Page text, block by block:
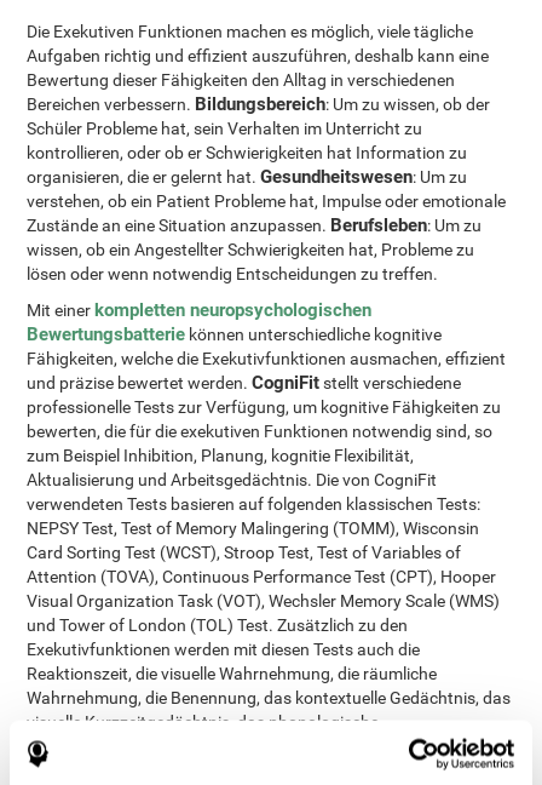
Die Exekutiven Funktionen machen es möglich, viele tägliche
Aufgaben richtig und effizient auszuführen, deshalb kann eine
Bewertung dieser Fähigkeiten den Alltag in verschiedenen
Bereichen verbessern. Bildungsbereich: Um zu wissen, ob der
Schüler Probleme hat, sein Verhalten im Unterricht zu
kontrollieren, oder ob er Schwierigkeiten hat Information zu
organisieren, die er gelernt hat.Gesundheitswesen: Um zu
verstehen, ob ein Patient Probleme hat, Impulse oder emotionale
Zustände an eine Situation anzupassen. Berufsleben: Um zu
wissen, ob ein Angestellter Schwierigkeiten hat, Probleme zu
lösen oder wenn notwendig Entscheidungen zu treffen.
Mit einer kompletten neuropsychologischen
Bewertungsbatterie können unterschiedliche kognitive
Fähigkeiten, welche die Exekutivfunktionen ausmachen, effizient
und präzise bewertet werden.CogniFitstellt verschiedene
professionelle Tests zur Verfügung, um kognitive Fähigkeiten zu
bewerten, die für die exekutiven Funktionen notwendig sind, so
zum Beispiel Inhibition, Planung, kognitie Flexibilität,
Aktualisierung und Arbeitsgedächtnis. Die von CogniFit
verwendeten Tests basieren auf folgenden klassischen Tests:
NEPSY Test, Test of Memory Malingering (TOMM), Wisconsin
Card Sorting Test (WCST), Stroop Test, Test of Variables of
Attention (TOVA), Continuous Performance Test (CPT), Hooper
Visual Organization Task (VOT), Wechsler Memory Scale (WMS)
und Tower of London (TOL) Test. Zusätzlich zu den
Exekutivfunktionen werden mit diesen Tests auch die
Reaktionszeit, die visuelle Wahrnehmung, die räumliche
Wahrnehmung, die Benennung, das kontextuelle Gedächtnis, das
visuelle Kurzzeitgedächtnis, das phonologische
Kurzzeitgedächtnis, das Kurzzeitgedächtnis, die Erkennung, die
Verarbeitungsgeschwindigkeit, das visuelle Scannen, die Auge-